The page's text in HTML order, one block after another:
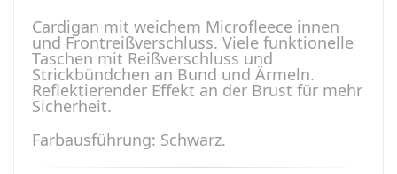
Cardigan mit weichem Microfleece innen
und Frontreißverschluss. Viele funktionelle
Taschen mit Reißverschluss und
Strickbündchen an Bund und Ärmeln.
Reflektierender Effekt an der Brust für mehr
Sicherheit.
Farbausführung: Schwarz.